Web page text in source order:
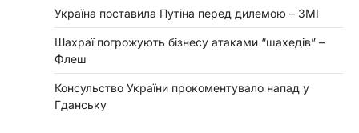
Україна поставила Путіна перед дилемою – ЗМІ
Шахраї погрожують бізнесу атаками “шахедів” –
Флеш
Консульство України прокоментувало напад у
Гданську